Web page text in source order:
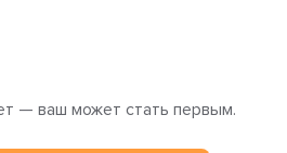
— ваш может стать первым.